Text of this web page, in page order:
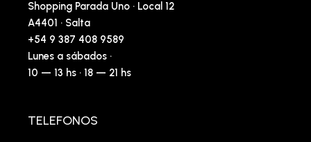
Shopping Parada Uno · Local 12
A4401 · Salta
+54 9 387 408 9589
Lunes a sábados ·
10 — 13 hs · 18 — 21 hs
TELEFONOS